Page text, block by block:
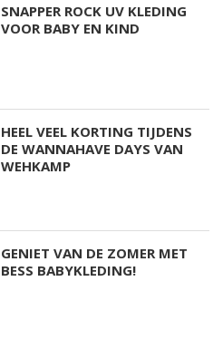
SNAPPER ROCK UV KLEDING
VOOR BABY EN KIND
HEEL VEEL KORTING TIJDENS
DE WANNAHAVE DAYS VAN
WEHKAMP
GENIET VAN DE ZOMER MET
BESS BABYKLEDING!